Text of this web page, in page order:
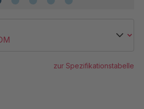
zur Spezifikationstabelle